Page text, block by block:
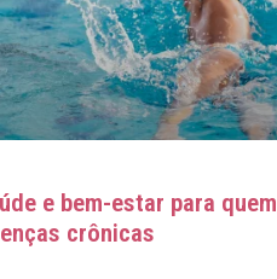
e bem-estar para quem
crônicas